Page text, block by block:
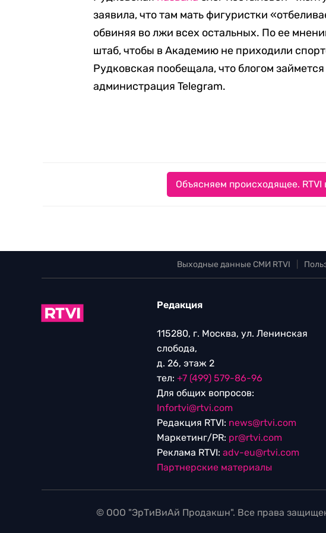
заявила, что там мать фигуристки
обвиняя во лжи всех остальных. По ее
штаб, чтобы в Академию не приходили
Рудковская пообещала, что блогом
администрация Telegram.
Объясняем происходящее. RTVI
Выходные данные СМИ RTVI
Редакция
115280, г. Москва, ул. Ленинская
слобода,
д. 26, этаж 2
тел: +7 (499) 579-86-96
Для общих вопросов:
Infortvi@rtvi.com
Редакция RTVI: news@rtvi.com
Маркетинг/PR: pr@rtvi.com
Реклама RTVI: adv-eu@rtvi.com
Партнерские материалы
© ООО "ЭрТиВиАй Продакшн". Все права